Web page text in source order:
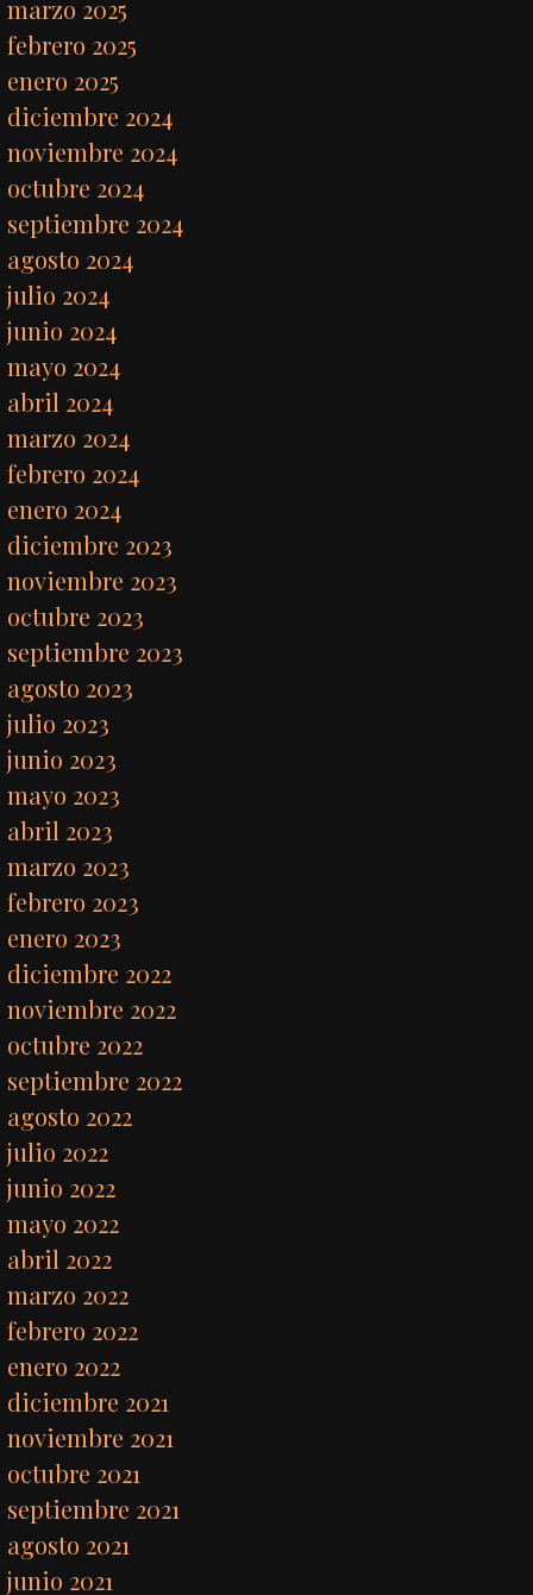
marzo 2025
febrero 2025
enero 2025
diciembre 2024
noviembre 2024
octubre 2024
septiembre 2024
agosto 2024
julio 2024
junio 2024
mayo 2024
abril 2024
marzo 2024
febrero 2024
enero 2024
diciembre 2023
noviembre 2023
octubre 2023
septiembre 2023
agosto 2023
julio 2023
junio 2023
mayo 2023
abril 2023
marzo 2023
febrero 2023
enero 2023
diciembre 2022
noviembre 2022
octubre 2022
septiembre 2022
agosto 2022
julio 2022
junio 2022
mayo 2022
abril 2022
marzo 2022
febrero 2022
enero 2022
diciembre 2021
noviembre 2021
octubre 2021
septiembre 2021
agosto 2021
junio 2021